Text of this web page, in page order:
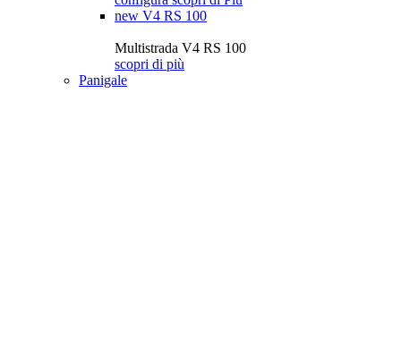
new V4 RS 100
Multistrada V4 RS 100
scopri di più
Panigale